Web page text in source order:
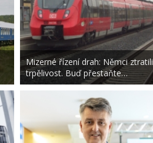
Mizerné řízení drah: Němci ztratili
trpělivost. Buď přestaňte…